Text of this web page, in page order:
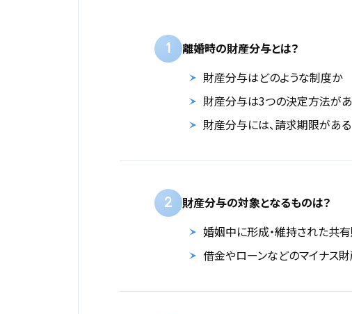
1
離婚時の財産分与とは？
財産分与はどのような制度か
財産分与は3つの決定方法が
財産分与には、請求期限がある
2
財産分与の対象となるものは？
婚姻中に形成・維持された共
借金やローンなどのマイナス